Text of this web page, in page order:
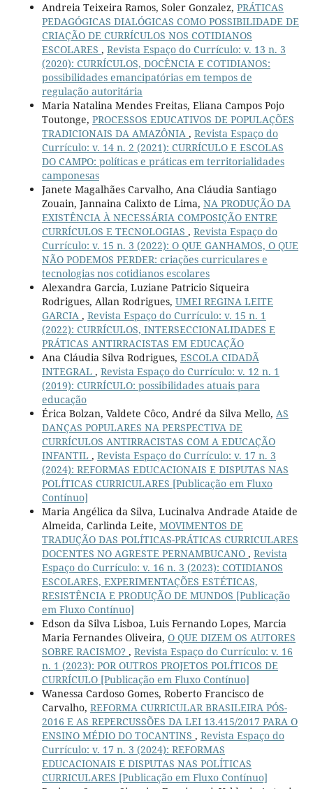
Andreia Teixeira Ramos, Soler Gonzalez, PRÁTICAS
PEDAGÓGICAS DIALÓGICAS COMO POSSIBILIDADE DE
CRIAÇÃO DE CURRÍCULOS NOS COTIDIANOS
ESCOLARES , Revista Espaço do Currículo: v. 13 n. 3
(2020): CURRÍCULOS, DOCÊNCIA E COTIDIANOS:
possibilidades emancipatórias em tempos de
regulação autoritária
Maria Natalina Mendes Freitas, Eliana Campos Pojo
Toutonge, PROCESSOS EDUCATIVOS DE POPULAÇÕES
TRADICIONAIS DA AMAZÔNIA , Revista Espaço do
Currículo: v. 14 n. 2 (2021): CURRÍCULO E ESCOLAS
DO CAMPO: políticas e práticas em territorialidades
camponesas
Janete Magalhães Carvalho, Ana Cláudia Santiago
Zouain, Jannaina Calixto de Lima, NA PRODUÇÃO DA
EXISTÊNCIA À NECESSÁRIA COMPOSIÇÃO ENTRE
CURRÍCULOS E TECNOLOGIAS , Revista Espaço do
Currículo: v. 15 n. 3 (2022): O QUE GANHAMOS, O QUE
NÃO PODEMOS PERDER: criações curriculares e
tecnologias nos cotidianos escolares
Alexandra Garcia, Luziane Patricio Siqueira
Rodrigues, Allan Rodrigues, UMEI REGINA LEITE
GARCIA , Revista Espaço do Currículo: v. 15 n. 1
(2022): CURRÍCULOS, INTERSECCIONALIDADES E
PRÁTICAS ANTIRRACISTAS EM EDUCAÇÃO
Ana Cláudia Silva Rodrigues, ESCOLA CIDADÃ
INTEGRAL , Revista Espaço do Currículo: v. 12 n. 1
(2019): CURRÍCULO: possibilidades atuais para
educação
Érica Bolzan, Valdete Côco, André da Silva Mello, AS
DANÇAS POPULARES NA PERSPECTIVA DE
CURRÍCULOS ANTIRRACISTAS COM A EDUCAÇÃO
INFANTIL , Revista Espaço do Currículo: v. 17 n. 3
(2024): REFORMAS EDUCACIONAIS E DISPUTAS NAS
POLÍTICAS CURRICULARES [Publicação em Fluxo
Contínuo]
Maria Angélica da Silva, Lucinalva Andrade Ataide de
Almeida, Carlinda Leite, MOVIMENTOS DE
TRADUÇÃO DAS POLÍTICAS-PRÁTICAS CURRICULARES
DOCENTES NO AGRESTE PERNAMBUCANO , Revista
Espaço do Currículo: v. 16 n. 3 (2023): COTIDIANOS
ESCOLARES, EXPERIMENTAÇÕES ESTÉTICAS,
RESISTÊNCIA E PRODUÇÃO DE MUNDOS [Publicação
em Fluxo Contínuo]
Edson da Silva Lisboa, Luis Fernando Lopes, Marcia
Maria Fernandes Oliveira, O QUE DIZEM OS AUTORES
SOBRE RACISMO? , Revista Espaço do Currículo: v. 16
n. 1 (2023): POR OUTROS PROJETOS POLÍTICOS DE
CURRÍCULO [Publicação em Fluxo Contínuo]
Wanessa Cardoso Gomes, Roberto Francisco de
Carvalho, REFORMA CURRICULAR BRASILEIRA PÓS-
2016 E AS REPERCUSSÕES DA LEI 13.415/2017 PARA O
ENSINO MÉDIO DO TOCANTINS , Revista Espaço do
Currículo: v. 17 n. 3 (2024): REFORMAS
EDUCACIONAIS E DISPUTAS NAS POLÍTICAS
CURRICULARES [Publicação em Fluxo Contínuo]